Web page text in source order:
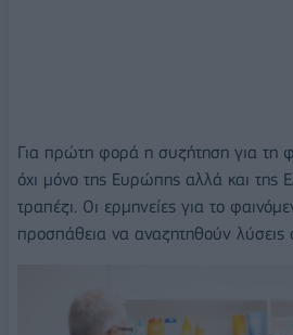
Για πρώτη φορά η συζήτηση για τη
όχι μόνο της Ευρώπης αλλά και της
τραπέζι. Οι ερμηνείες για το
προσπάθεια να αναζητηθούν λύσεις